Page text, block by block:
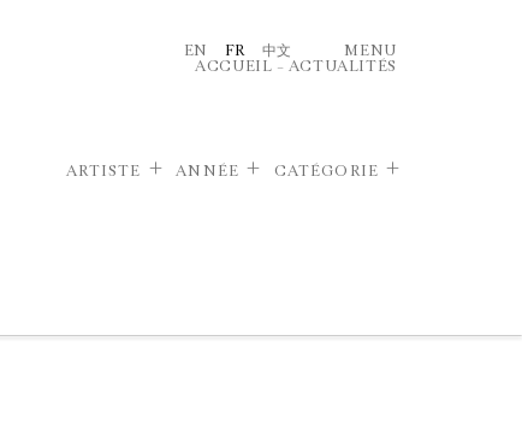
EN FR 中文
MENU
ACCUEIL – ACTUALITÉS
ARTISTE ANNÉE CATÉGORIE